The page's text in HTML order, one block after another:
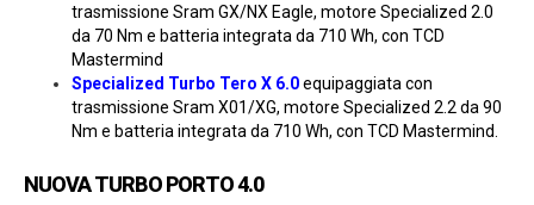
trasmissione Sram GX/NX Eagle, motore Specialized 2.0
da 70 Nm e batteria integrata da 710 Wh, con TCD
Mastermind
Specialized Turbo Tero X 6.0equipaggiata con
trasmissione Sram X01/XG, motore Specialized 2.2 da 90
Nm e batteria integrata da 710 Wh, con TCD Mastermind.
NUOVA TURBO PORTO 4.0